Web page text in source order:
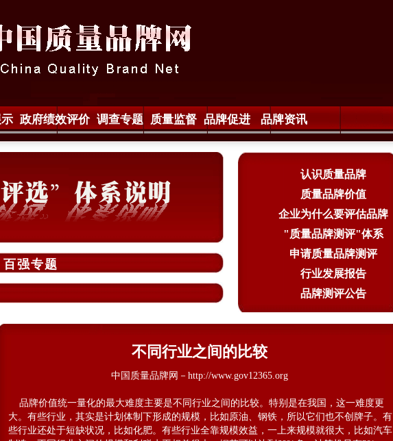
政府绩效评价 调查专题 质量监督 品牌促进 品牌资讯
百强专题
认识质量品牌
质量品牌价值
企业为什么要评估品牌
"质量品牌测评"体系
申请质量品牌测评
行业发展报告
品牌测评公告
不同行业之间的比较
中国质量品牌网－http://www.gov12365.org
品牌价值统一量化的最大难度主要是不同行业之间的比较。特别是在我国，这一难度更
大。有些行业，其实是计划体制下形成的规模，比如原油、钢铁，所以它们也不创牌子。有
些行业还处于短缺状况，比如化肥。有些行业全靠规模效益，一上来规模就很大，比如汽车